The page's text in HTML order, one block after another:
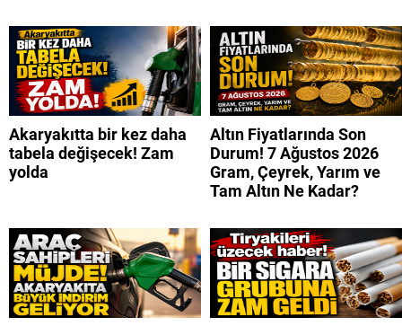
Akaryakıtta bir kez daha
tabela değişecek! Zam
yolda
Altın Fiyatlarında Son
Durum! 7 Ağustos 2026
Gram, Çeyrek, Yarım ve
Tam Altın Ne Kadar?